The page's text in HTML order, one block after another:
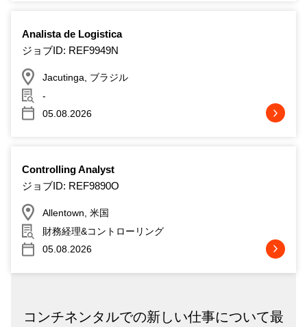
Analista de Logistica
ジョブID: REF9949N
Jacutinga, ブラジル
-
05.08.2026
Controlling Analyst
ジョブID: REF9890O
Allentown, 米国
財務経理&コントローリング
05.08.2026
コンチネンタルでの新しい仕事について最